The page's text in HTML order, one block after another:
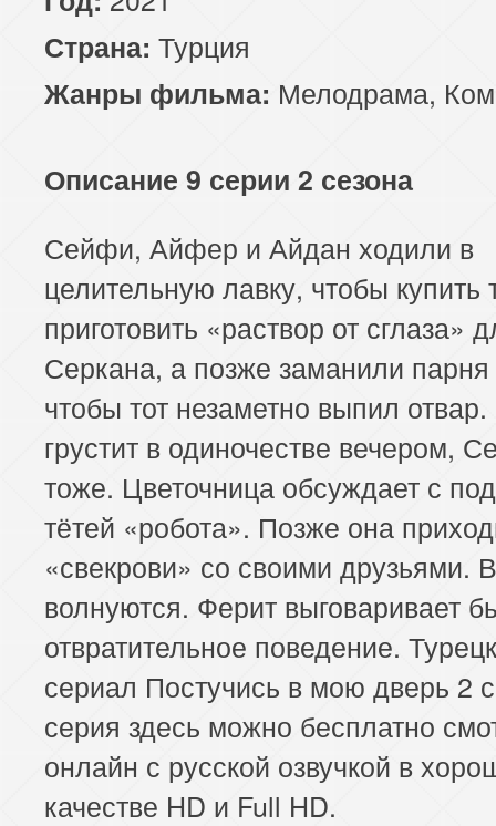
Страна: Турция
Жанры фильма: Мелодрама,
Описание 9 серии 2 сезона
Сейфи, Айфер и Айдан ходили в
целительную лавку, чтобы купить
приготовить «раствор от сглаза»
Серкана, а позже заманили
чтобы тот незаметно выпил
грустит в одиночестве вечером,
тоже. Цветочница обсуждает с
тётей «робота». Позже она
«свекрови» со своими друзьями.
волнуются. Ферит выговаривает
отвратительное поведение.
сериал Постучись в мою дверь 2
серия здесь можно бесплатно
онлайн с русской озвучкой в
качестве HD и Full HD.